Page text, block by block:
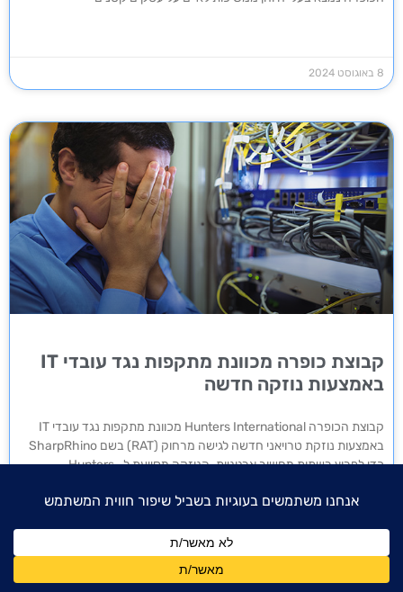
8 באוגוסט 2024
קבוצת כופרה מכוונת מתקפות נגד עובדי IT
באמצעות נוזקה חדשה
קבוצת הכופרה Hunters International מכוונת מתקפות נגד עובדי IT
באמצעות נוזקת טרויאני חדשה לגישה מרחוק (RAT) בשם SharpRhino
כדי לפרוץ רשתות מחשוב ארגוניות. הנוזקה מסייעת ל- Hunters
7 באוגוסט 2024